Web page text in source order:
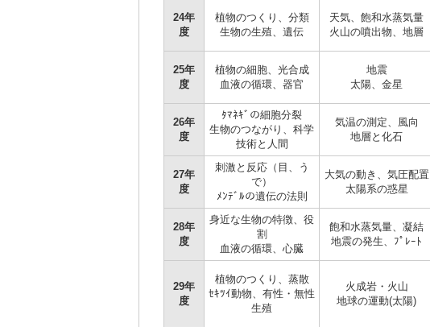
24年
度
植物のつくり、分類
生物の生殖、遺伝
天気、飽和水蒸気量
火山の噴出物、地層
25年
度
植物の細胞、光合成
血液の循環、器官
地震
太陽、金星
26年
度
ﾀﾏﾈｷﾞの細胞分裂
生物のつながり、科学
技術と人間
気温の測定、風向
地層と化石
27年
度
刺激と反応（目、う
で）
ﾒﾝﾃﾞﾙの遺伝の法則
大気の動き、気圧配置
太陽系の惑星
28年
度
身近な生物の特徴、役
割
血液の循環、心臓
飽和水蒸気量、凝結
地震の発生、ﾌﾟﾚｰﾄ
29年
度
植物のつくり、蒸散
ｾｷﾂｲ動物、有性・無性
生殖
火成岩・火山
地球の運動(太陽)